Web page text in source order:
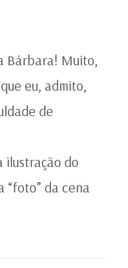
Bárbara! Muito,
eu, admito,
de
ilustração do
“foto” da cena